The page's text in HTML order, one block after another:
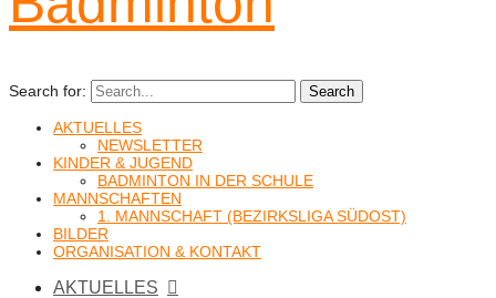
Search for: Search
AKTUELLES
NEWSLETTER
KINDER & JUGEND
BADMINTON IN DER SCHULE
MANNSCHAFTEN
1. MANNSCHAFT (BEZIRKSLIGA SÜDOST)
BILDER
ORGANISATION & KONTAKT
AKTUELLES